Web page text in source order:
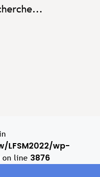
LFSM2022/wp-
on line 3876